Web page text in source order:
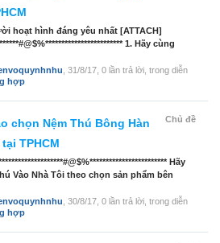
hoạt hình đáng yêu nhất [ATTACH]
1. Hãy cùng
31/8/17 , 0 lần trả lời, trong diễn
hợp
Chủ đề
chọn Nệm Thú Bông Hàn
TPHCM
Hãy
Vào Nhà Tôi theo chọn sản phẩm bên
30/8/17 , 0 lần trả lời, trong diễn
hợp